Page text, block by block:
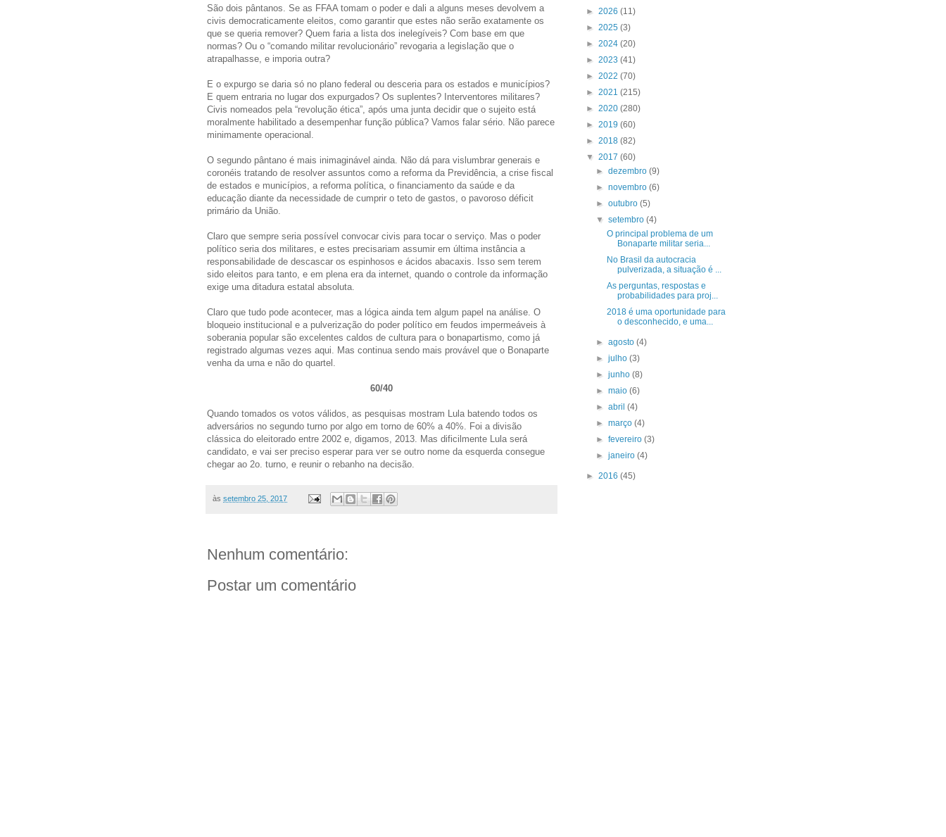
São dois pântanos. Se as FFAA tomam o poder e dali a alguns meses devolvem a
civis democraticamente eleitos, como garantir que estes não serão exatamente os
que se queria remover? Quem faria a lista dos inelegíveis? Com base em que
normas? Ou o “comando militar revolucionário” revogaria a legislação que o
atrapalhasse, e imporia outra?
E o expurgo se daria só no plano federal ou desceria para os estados e municípios?
E quem entraria no lugar dos expurgados? Os suplentes? Interventores militares?
Civis nomeados pela “revolução ética”, após uma junta decidir que o sujeito está
moralmente habilitado a desempenhar função pública? Vamos falar sério. Não parece
minimamente operacional.
O segundo pântano é mais inimaginável ainda. Não dá para vislumbrar generais e
coronéis tratando de resolver assuntos como a reforma da Previdência, a crise fiscal
de estados e municípios, a reforma política, o financiamento da saúde e da
educação diante da necessidade de cumprir o teto de gastos, o pavoroso déficit
primário da União.
Claro que sempre seria possível convocar civis para tocar o serviço. Mas o poder
político seria dos militares, e estes precisariam assumir em última instância a
responsabilidade de descascar os espinhosos e ácidos abacaxis. Isso sem terem
sido eleitos para tanto, e em plena era da internet, quando o controle da informação
exige uma ditadura estatal absoluta.
Claro que tudo pode acontecer, mas a lógica ainda tem algum papel na análise. O
bloqueio institucional e a pulverização do poder político em feudos impermeáveis à
soberania popular são excelentes caldos de cultura para o bonapartismo, como já
registrado algumas vezes aqui. Mas continua sendo mais provável que o Bonaparte
venha da urna e não do quartel.
60/40
Quando tomados os votos válidos, as pesquisas mostram Lula batendo todos os
adversários no segundo turno por algo em torno de 60% a 40%. Foi a divisão
clássica do eleitorado entre 2002 e, digamos, 2013. Mas dificilmente Lula será
candidato, e vai ser preciso esperar para ver se outro nome da esquerda consegue
chegar ao 2o. turno, e reunir o rebanho na decisão.
às setembro 25, 2017
Nenhum comentário:
Postar um comentário
► 2026 (11)
► 2025 (3)
► 2024 (20)
► 2023 (41)
► 2022 (70)
► 2021 (215)
► 2020 (280)
► 2019 (60)
► 2018 (82)
▼ 2017 (60)
►dezembro(9)
►novembro(6)
►outubro(5)
▼setembro(4)
O principal problema de um
Bonaparte militar seria...
No Brasil da autocracia
pulverizada, a situação é ...
As perguntas, respostas e
probabilidades para proj...
2018 é uma oportunidade para
o desconhecido, e uma...
►agosto(4)
►julho(3)
►junho(8)
►maio(6)
►abril(4)
►março(4)
►fevereiro(3)
►janeiro(4)
► 2016 (45)